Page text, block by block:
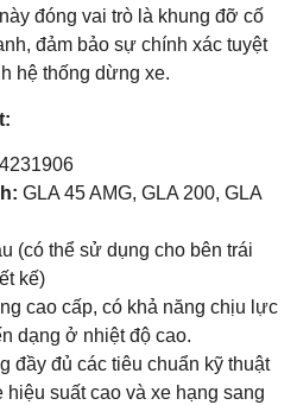
này đóng vai trò là khung đỡ cố
đảm bảo sự chính xác tuyệt
hệ thống dừng xe.
GLA 45 AMG, GLA 200, GLA
(có thể sử dụng cho bên trái
kế)
cao cấp, có khả năng chịu lực
dạng ở nhiệt độ cao.
đầy đủ các tiêu chuẩn kỹ thuật
hiệu suất cao và xe hạng sang